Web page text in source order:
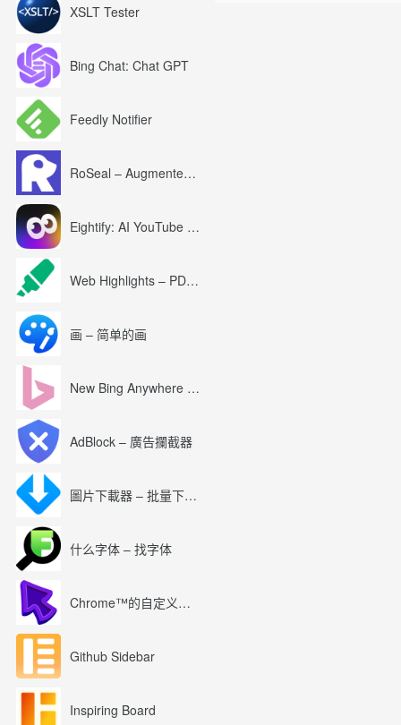
XSLT Tester
Bing Chat: Chat GPT
Feedly Notifier
RoSeal – Augmented Roblox Experience
Eightify: AI YouTube Summary with ChatGPT
Web Highlights – PDF & Web Highlighter
画 – 简单的画
New Bing Anywhere (Bing Chat GPT-4)
AdBlock – 廣告攔截器
圖片下載器 – 批量下載圖片
什么字体 – 找字体
Chrome™的自定义光标
Github Sidebar
Inspiring Board